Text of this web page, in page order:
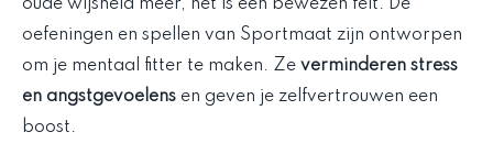
oude wijsheid meer, het is een bewezen feit. De
oefeningen en spellen van Sportmaat zijn ontworpen
om je mentaal fitter te maken. Ze verminderen stress
en angstgevoelens en geven je zelfvertrouwen een
boost.